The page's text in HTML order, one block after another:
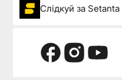
Слідкуй за Setanta